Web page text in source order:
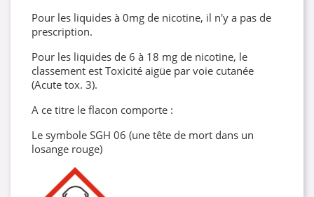
Pour les liquides à 0mg de nicotine, il n'y a pas de
prescription.
Pour les liquides de 6 à 18 mg de nicotine, le
classement est Toxicité aigüe par voie cutanée
(Acute tox. 3).
A ce titre le flacon comporte :
Le symbole SGH 06 (une tête de mort dans un
losange rouge)